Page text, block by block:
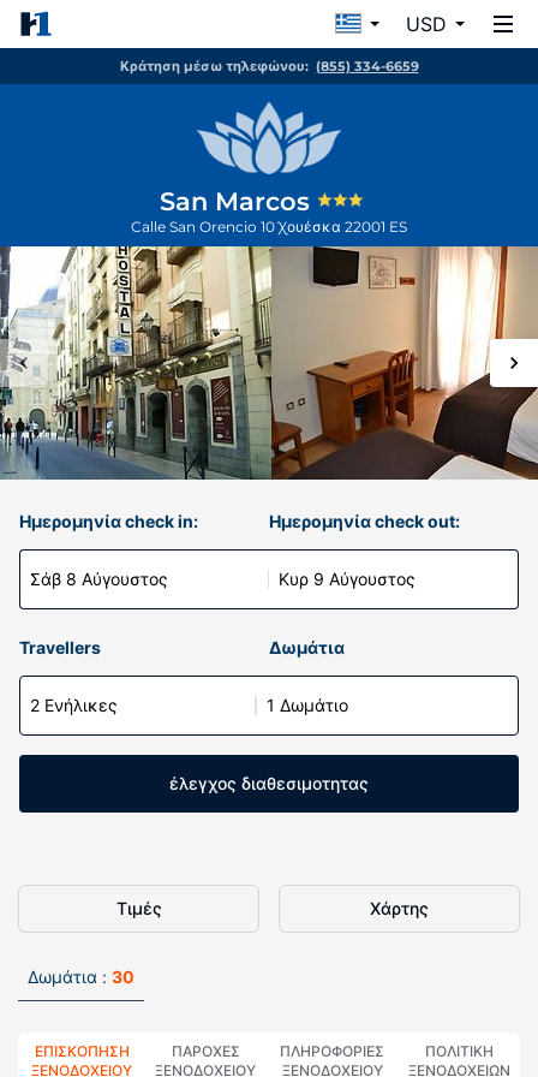
USD
Κράτηση μέσω τηλεφώνου: (855) 334-6659
San Marcos
Calle San Orencio 10Χουέσκα 22001 ES
Ημερομηνία check in:
Σάβ 8 Αύγουστος
Ημερομηνία check out:
Κυρ 9 Αύγουστος
Travellers Δωμάτια
2 Ενήλικες 1 Δωμάτιο
έλεγχος διαθεσιμοτητας
Τιμές Χάρτης
Δωμάτια : 30
ΕΠΙΣΚΌΠΗΣΗ
ΞΕΝΟΔΟΧΕΊΟΥ
ΠΑΡΟΧΕΣ
ΞΕΝΟΔΟΧΕΙΟΥ
ΠΛΗΡΟΦΟΡΊΕΣ
ΞΕΝΟΔΟΧΕΊΟΥ
ΠΟΛΙΤΙΚΗ
ΞΕΝΟΔΟΧΕΊΩΝ